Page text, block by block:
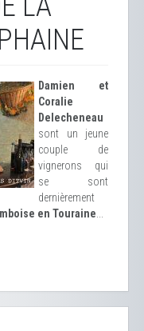
Damien et
Coralie
Delecheneau
sont un jeune
couple de
vignerons qui
se sont
dernièrement
en Touraine